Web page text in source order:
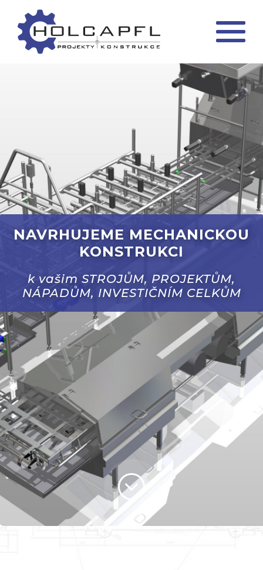
NAVRHUJEME MECHANICKOU
KONSTRUKCI
k vašim STROJŮM, PROJEKTŮM,
NÁPADŮM, INVESTIČNÍM CELKŮM